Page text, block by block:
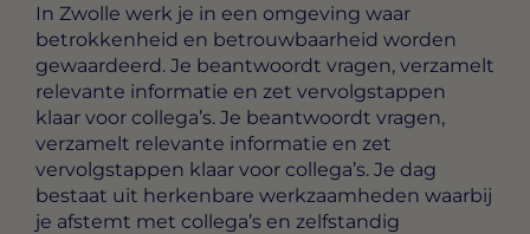
In Zwolle werk je in een omgeving waar
betrokkenheid en betrouwbaarheid worden
gewaardeerd. Je beantwoordt vragen, verzamelt
relevante informatie en zet vervolgstappen
klaar voor collega’s. Je beantwoordt vragen,
verzamelt relevante informatie en zet
vervolgstappen klaar voor collega’s. Je dag
bestaat uit herkenbare werkzaamheden waarbij
je afstemt met collega’s en zelfstandig